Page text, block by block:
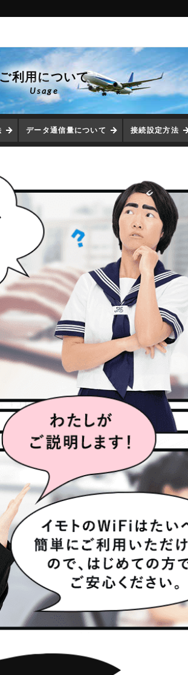
ご利用について
Usage
データ通信量について 接続設定方法